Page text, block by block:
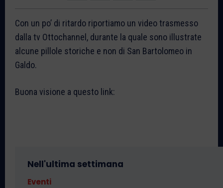
Con un po’ di ritardo riportiamo un video trasmesso
dalla tv Ottochannel, durante la quale sono illustrate
alcune pillole storiche e non di San Bartolomeo in
Galdo.
Buona visione a questo link:
Nell'ultima settimana
Eventi